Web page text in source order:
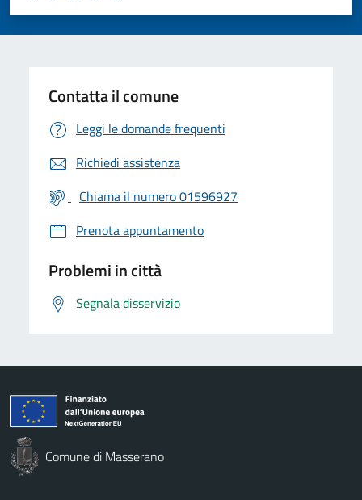
Valuta 5 stelle su 5
Valuta 4 stelle su 5
Valuta 3 stelle su 5
Valuta 2 stelle su 5
Valuta 1 stelle su 5
Contatta il comune
Leggi le domande frequenti
Richiedi assistenza
Chiama il numero 01596927
Prenota appuntamento
Problemi in città
Segnala disservizio
Comune di Masserano